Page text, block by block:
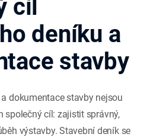
cíl
deníku a
stavby
dokumentace stavby nejsou
společný cíl: zajistit správný,
výstavby. Stavební deník se